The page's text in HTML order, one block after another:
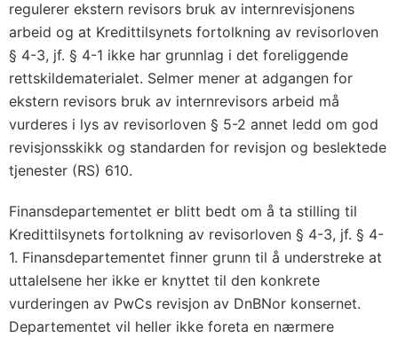
regulerer ekstern revisors bruk av internrevisjonens
arbeid og at Kredittilsynets fortolkning av revisorloven
§ 4-3, jf. § 4-1 ikke har grunnlag i det foreliggende
rettskildematerialet. Selmer mener at adgangen for
ekstern revisors bruk av internrevisors arbeid må
vurderes i lys av revisorloven § 5-2 annet ledd om god
revisjonsskikk og standarden for revisjon og beslektede
tjenester (RS) 610.
Finansdepartementet er blitt bedt om å ta stilling til
Kredittilsynets fortolkning av revisorloven § 4-3, jf. § 4-
1. Finansdepartementet finner grunn til å understreke at
uttalelsene her ikke er knyttet til den konkrete
vurderingen av PwCs revisjon av DnBNor konsernet.
Departementet vil heller ikke foreta en nærmere